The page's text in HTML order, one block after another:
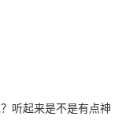
听起来是不是有点神